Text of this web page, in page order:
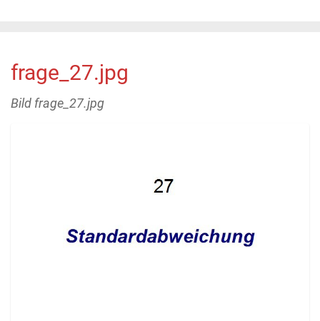
frage_27.jpg
Bild frage_27.jpg